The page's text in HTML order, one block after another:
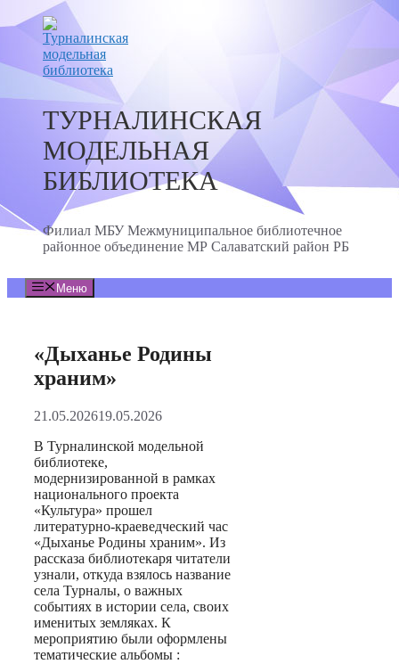
Перейти
к
содержимому
ТУРНАЛИНСКАЯ
МОДЕЛЬНАЯ
БИБЛИОТЕКА
Филиал МБУ Межмуниципальное библиотечное
районное объединение МР Салаватский район РБ
Меню
«Дыханье Родины
храним»
21.05.202619.05.2026
В Турналинской модельной
библиотеке,
модернизированной в рамках
национального проекта
«Культура» прошел
литературно-краеведческий час
«Дыханье Родины храним». Из
рассказа библиотекаря читатели
узнали, откуда взялось название
села Турналы, о важных
событиях в истории села, своих
именитых земляках. К
мероприятию были оформлены
тематические альбомы :